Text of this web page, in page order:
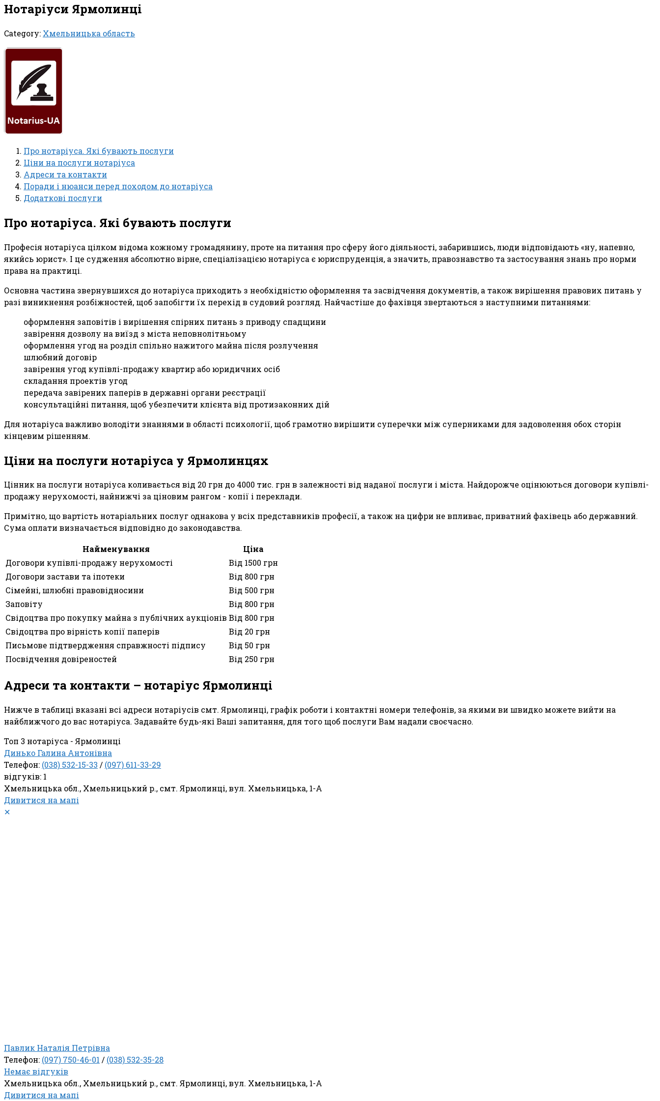
Нотаріуси Ярмолинці
Category: Хмельницька область
Про нотаріуса. Які бувають послуги
Ціни на послуги нотаріуса
Адреси та контакти
Поради і нюанси перед походом до нотаріуса
Додаткові послуги
Про нотаріуса. Які бувають послуги
Професія нотаріуса цілком відома кожному громадянину, проте на питання про сферу його діяльності, забарившись, люди відповідають «ну, напевно,
якийсь юрист». І це судження абсолютно вірне, спеціалізацією нотаріуса є юриспруденція, а значить, правознавство та застосування знань про норми
права на практиці.
Основна частина звернувшихся до нотаріуса приходить з необхідністю оформлення та засвідчення документів, а також вирішення правових питань у
разі виникнення розбіжностей, щоб запобігти їх перехід в судовий розгляд. Найчастіше до фахівця звертаються з наступними питаннями:
оформлення заповітів і вирішення спірних питань з приводу спадщини
завірення дозволу на виїзд з міста неповнолітньому
оформлення угод на розділ спільно нажитого майна після розлучення
шлюбний договір
завірення угод купівлі-продажу квартир або юридичних осіб
складання проектів угод
передача завірених паперів в державні органи реєстрації
консультаційні питання, щоб убезпечити клієнта від протизаконних дій
Для нотаріуса важливо володіти знаннями в області психології, щоб грамотно вирішити суперечки між суперниками для задоволення обох сторін
кінцевим рішенням.
Ціни на послуги нотаріуса у Ярмолинцях
Цінник на послуги нотаріуса коливається від 20 грн до 4000 тис. грн в залежності від наданої послуги і міста. Найдорожче оцінюються договори купівлі-
продажу нерухомості, найнижчі за ціновим рангом - копії і переклади.
Примітно, що вартість нотаріальних послуг однакова у всіх представників професії, а також на цифри не впливає, приватний фахівець або державний.
Сума оплати визначається відповідно до законодавства.
Найменування
Ціна
Договори купівлі-продажу нерухомості
Від 1500 грн
Договори застави та іпотеки
Від 800 грн
Сімейні, шлюбні правовідносини
Від 500 грн
Заповіту
Від 800 грн
Свідоцтва про покупку майна з публічних аукціонів Від 800 грн
Свідоцтва про вірність копії паперів
Від 20 грн
Письмове підтвердження справжності підпису
Від 50 грн
Посвідчення довіреностей
Від 250 грн
Адреси та контакти – нотаріус Ярмолинці
Нижче в таблиці вказані всі адреси нотаріусів смт. Ярмолинці, графік роботи і контактні номери телефонів, за якими ви швидко можете вийти на
найближчого до вас нотаріуса. Задавайте будь-які Ваші запитання, для того щоб послуги Вам надали своєчасно.
Топ 3 нотаріуса - Ярмолинці
Динько Галина Антонівна
Телефон: (038) 532-15-33 / (097) 611-33-29
відгуків: 1
Хмельницька обл., Хмельницький р., смт. Ярмолинці, вул. Хмельницька, 1-А
Дивитися на мапі
✕
Павлик Наталія Петрівна
Телефон: (097) 750-46-01 / (038) 532-35-28
Немає відгуків
Хмельницька обл., Хмельницький р., смт. Ярмолинці, вул. Хмельницька, 1-А
Дивитися на мапі